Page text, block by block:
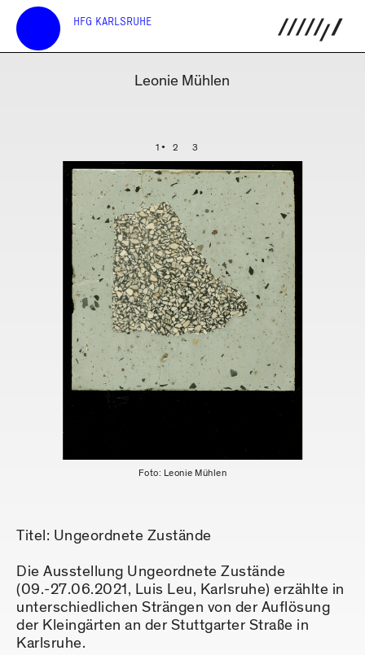
HFG KARLSRUHE
Leonie Mühlen
1 2 3
Foto: Leonie Mühlen
Titel: Ungeordnete Zustände
Die Ausstellung Ungeordnete Zustände
(09.-27.06.2021, Luis Leu, Karlsruhe) erzählte in
unterschiedlichen Strängen von der Auflösung
der Kleingärten an der Stuttgarter Straße in
Karlsruhe.